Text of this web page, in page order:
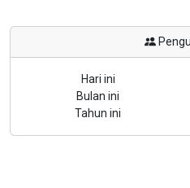
Hari ini
Bulan ini
Tahun ini